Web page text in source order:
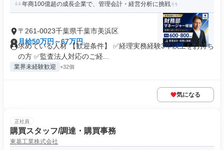
年商100億超の成長企業で、管理会計・経営分析に挑戦
〒261-0023千葉県千葉市美浜区
月給50万円～67万円
求めている人材 【歓迎条件】 ✅経理実務経験3年以上をお持ち
の方 ✅監査法人対応のご経...
業界未経験歓迎 +32個
気になる
正社員
購買スタッフ/調達・購買事務
東葛工業株式会社